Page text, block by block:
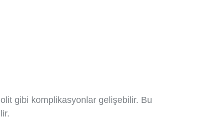
gibi komplikasyonlar gelişebilir. Bu